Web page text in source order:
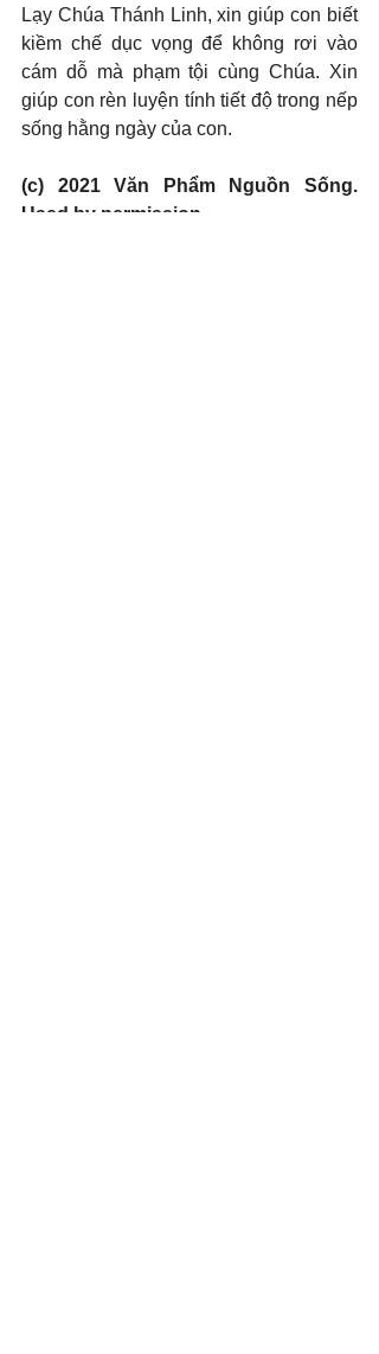
Lạy Chúa Thánh Linh, xin giúp con biết
kiềm chế dục vọng để không rơi vào
cám dỗ mà phạm tội cùng Chúa. Xin
giúp con rèn luyện tính tiết độ trong nếp
sống hằng ngày của con.
(c) 2021 Văn Phẩm Nguồn Sống.
Used by permission.